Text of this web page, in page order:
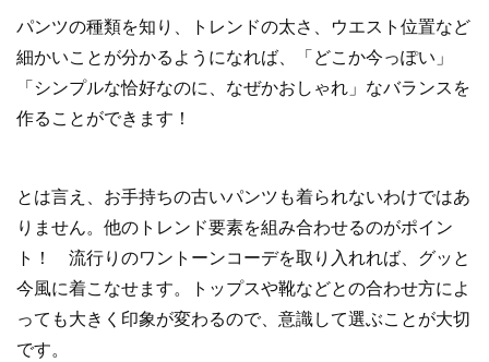
パンツの種類を知り、トレンドの太さ、ウエスト位置など
細かいことが分かるようになれば、「どこか今っぽい」
「シンプルな恰好なのに、なぜかおしゃれ」なバランスを
作ることができます！
とは言え、お手持ちの古いパンツも着られないわけではあ
りません。他のトレンド要素を組み合わせるのがポイン
ト！ 流行りのワントーンコーデを取り入れれば、グッと
今風に着こなせます。トップスや靴などとの合わせ方によ
っても大きく印象が変わるので、意識して選ぶことが大切
です。